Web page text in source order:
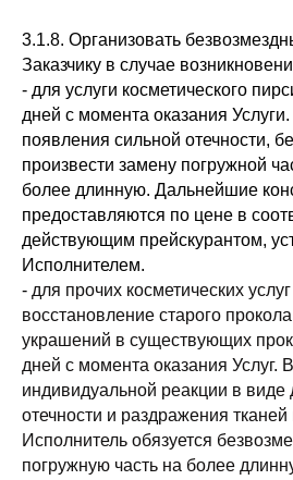
3.1.8. Организовать
Заказчику в случае
- для услуги косметического
дней с момента оказания
появления сильной отечности,
произвести замену погружной
более длинную. Дальнейшие
предоставляются по цене в
действующим прейскурантом,
Исполнителем.
- для прочих косметических услуг
восстановление старого
украшений в существующих
дней с момента оказания Услуг.
индивидуальной реакции в виде
отечности и раздражения тканей
Исполнитель обязуется
погружную часть на более